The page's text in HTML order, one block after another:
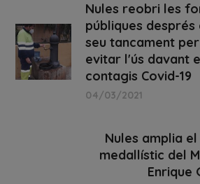
Nules reobri les
públiques després
seu tancament
evitar l'ús davant
contagis Covid-19
04/03/2021
Nules amplia
medallístic del
Enrique